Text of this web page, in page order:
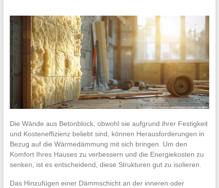
Die Wände aus Betonblock, obwohl sie aufgrund ihrer Festigkeit
und Kosteneffizienz beliebt sind, können Herausforderungen in
Bezug auf die Wärmedämmung mit sich bringen. Um den
Komfort Ihres Hauses zu verbessern und die Energiekosten zu
senken, ist es entscheidend, diese Strukturen gut zu isolieren.
Das Hinzufügen einer Dämmschicht an der inneren oder